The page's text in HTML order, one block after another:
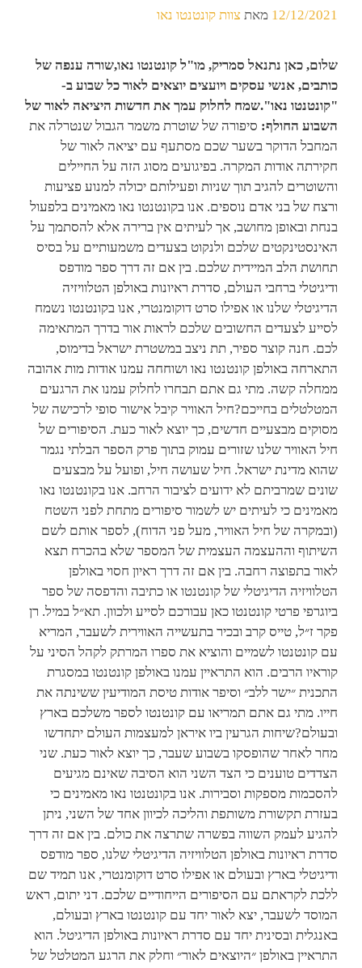
12/12/2021 מאת צוות קונטנטו נאו
שלום, כאן נתנאל סמריק, מו"ל קונטנטו נאו,שורה ענפה של
כותבים, אנשי עסקים ויועצים יוצאים לאור כל שבוע ב-
"קונטנטו נאו".שמח לחלוק עמך את חדשות היציאה לאור של
השבוע החולף: סיפורה של שוטרת משמר הגבול שנטרלה את
המחבל הדוקר בשער שכם מסתעף עם יציאה לאור של
חקירתה אודות המקרה. בפיגועים מסוג הזה על החיילים
והשוטרים להגיב תוך שניות ופעילותם יכולה למנוע פציעות
ורצח של בני אדם נוספים. אנו בקונטנטו נאו מאמינים בלפעול
בנחת ובאופן מחושב, אך לעיתים אין ברירה אלא להסתמך על
האינסטינקטים שלכם ולנקוט בצעדים משמעותיים על בסיס
תחושת הלב המיידית שלכם. בין אם זה דרך ספר מודפס
ודיגיטלי ברחבי העולם, סדרת ראיונות באולפן הטלוויזיה
הדיגיטלי שלנו או אפילו סרט דוקומנטרי, אנו בקונטנטו נשמח
לסייע לצעדים החשובים שלכם לראות אור בדרך המתאימה
לכם. חנה קוצר ספיר, תת ניצב במשטרת ישראל בדימוס,
התארחה באולפן קונטנטו נאו ושוחחה עמנו אודות מות אהובה
ממחלה קשה. מתי גם אתם תבחרו לחלוק עמנו את הרגעים
המטלטלים בחייכם?חיל האוויר קיבל אישור סופי לרכישה של
מסוקים מבצעיים חדשים, כך יוצא לאור כעת. הסיפורים של
חיל האוויר שלנו שזורים עמוק בתוך פרק הספר הבלתי נגמר
שהוא מדינת ישראל. חיל שעושה חיל, ופועל על מבצעים
שונים שמרביתם לא ידועים לציבור הרחב. אנו בקונטנטו נאו
מאמינים כי לעיתים יש לשמור סיפורים מתחת לפני השטח
(ובמקרה של חיל האוויר, מעל פני הדוח), לספר אותם לשם
השיתוף וההעצמה העצמית של המספר שלא בהכרח תצא
לאור בתפוצה רחבה. בין אם זה דרך ראיון חסוי באולפן
הטלוויזיה הדיגיטלי של קונטנטו או כתיבה והדפסה של ספר
ביוגרפי פרטי קונטנטו כאן עבורכם לסייע ולכוון. תא״ל במיל. רן
פקר ז״ל, טייס קרב ובכיר בתעשייה האווירית לשעבר, המריא
עם קונטנטו לשמיים והוציא את ספרו המרתק לקהל הסיני על
קוראיו הרבים. הוא התראיין עמנו באולפן קונטנטו במסגרת
התכנית ״ישר ללב״ וסיפר אודות טיסת המודיעין ששינתה את
חייו. מתי גם אתם תמריאו עם קונטנטו לספר משלכם בארץ
ובעולם?שיחות הגרעין ביו איראן למעצמות העולם יתחדשו
מחר לאחר שהופסקו בשבוע שעבר, כך יוצא לאור כעת. שני
הצדדים טוענים כי הצד השני הוא הסיבה שאינם מגיעים
להסכמות מספקות וסבירות. אנו בקונטנטו נאו מאמינים כי
בעזרת תקשורת משותפת והליכה לכיוון אחד של השני, ניתן
להגיע לעמק השווה בפשרה שתרצה את כולם. בין אם זה דרך
סדרת ראיונות באולפן הטלוויזיה הדיגיטלי שלנו, ספר מודפס
ודיגיטלי בארץ ובעולם או אפילו סרט דוקומנטרי, אנו תמיד שם
ללכת לקראתם עם הסיפורים הייחודיים שלכם. דני יתום, ראש
המוסד לשעבר, יצא לאור יחד עם קונטנטו בארץ ובעולם,
באנגלית ובסינית יחד עם סדרת ראיונות באולפן הדיגיטל. הוא
התראיין באולפן ״היוצאים לאור״ וחלק את הרגע המטלטל של